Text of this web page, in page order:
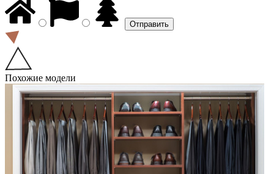
Похожие модели